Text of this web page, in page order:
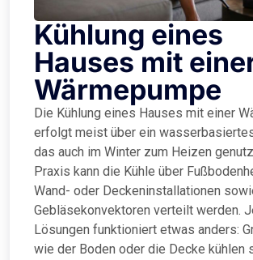
Kühlung eines
Hauses mit
Wärmepumpe
Die Kühlung eines Hauses mit einer
erfolgt meist über ein
das auch im Winter zum Heizen
Praxis kann die Kühle über
Wand- oder Deckeninstallationen
Gebläsekonvektoren verteilt werden.
Lösungen funktioniert etwas anders:
wie der Boden oder die Decke kühlen